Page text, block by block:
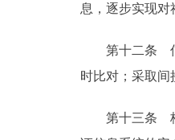
息，逐步实现
第十二条 信息
时比对；采取
第十三条 核对